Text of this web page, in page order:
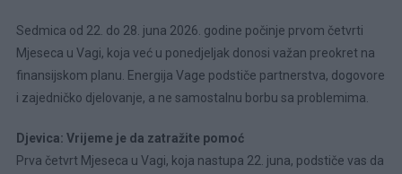
Sedmica od 22. do 28. juna 2026. godine počinje prvom četvrti
Mjeseca u Vagi, koja već u ponedjeljak donosi važan preokret na
finansijskom planu. Energija Vage podstiče partnerstva, dogovore
i zajedničko djelovanje, a ne samostalnu borbu sa problemima.
Djevica: Vrijeme je da zatražite pomoć
Prva četvrt Mjeseca u Vagi, koja nastupa 22. juna, podstiče vas da